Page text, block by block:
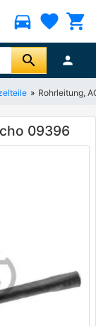
directions_car favorite shopping_cart
search person
Rohrleitung,
09396